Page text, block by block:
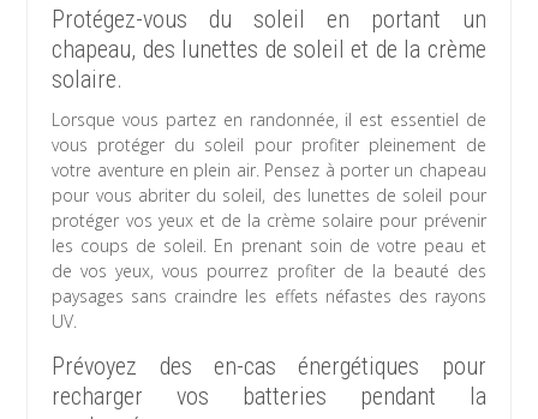
Protégez-vous du soleil en portant un
chapeau, des lunettes de soleil et de la crème
solaire.
Lorsque vous partez en randonnée, il est essentiel de
vous protéger du soleil pour profiter pleinement de
votre aventure en plein air. Pensez à porter un chapeau
pour vous abriter du soleil, des lunettes de soleil pour
protéger vos yeux et de la crème solaire pour prévenir
les coups de soleil. En prenant soin de votre peau et
de vos yeux, vous pourrez profiter de la beauté des
paysages sans craindre les effets néfastes des rayons
UV.
Prévoyez des en-cas énergétiques pour
recharger vos batteries pendant la